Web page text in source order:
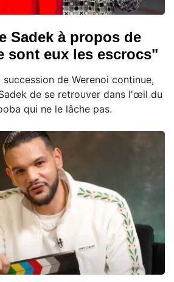
Sadek à propos de
sont eux les escrocs"
de Werenoi continue,
de se retrouver dans l'œil du
qui ne le lâche pas.